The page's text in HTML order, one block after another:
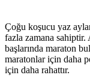
Çoğu koşucu yaz
fazla zamana sahiptir.
başlarında maraton
maratonlar için daha
için daha rahattır.